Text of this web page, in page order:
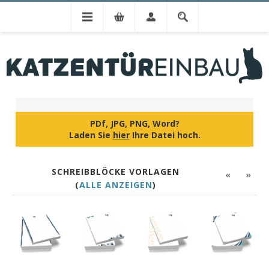
PDf, JPG, PNG, Word?
Laden Sie hierIhre Datei hoch.
« »
SCHREIBBLÖCKE VORLAGEN
(ALLE ANZEIGEN)